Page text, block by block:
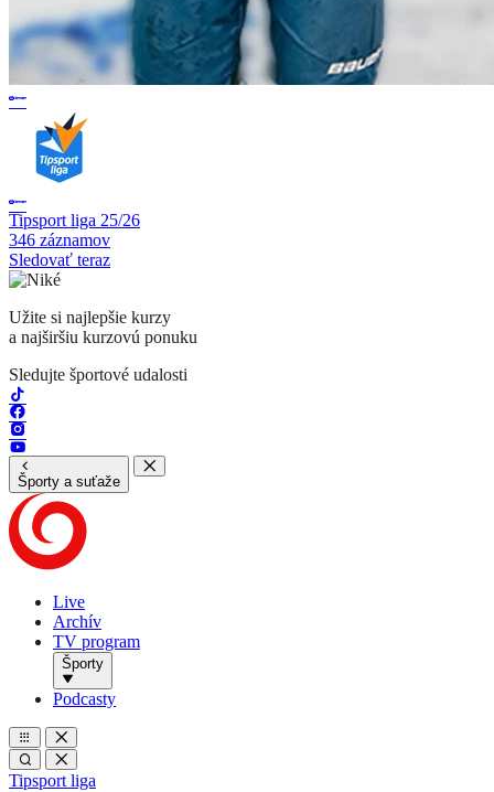
Tipsport liga 25/26
346 záznamov
Sledovať teraz
Užite si najlepšie kurzy
a najširšiu kurzovú ponuku
Sledujte športové udalosti
Športy a suťaže
Live
Archív
TV program
Športy
Podcasty
Tipsport liga